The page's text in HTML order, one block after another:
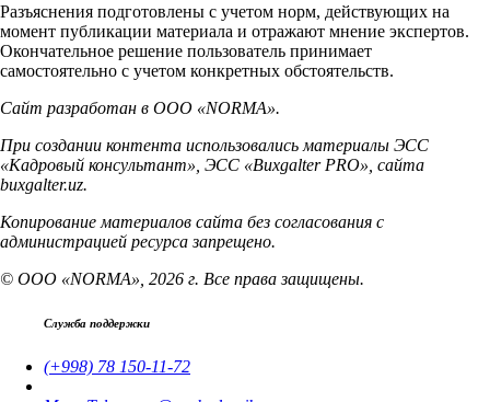
Разъяснения подготовлены с учетом норм, действующих на
момент публикации материала и отражают мнение экспертов.
Окончательное решение пользователь принимает
самостоятельно с учетом конкретных обстоятельств.
Сайт разработан в ООО «NORMA».
При создании контента использовались материалы ЭСС
«Кадровый консультант», ЭСС «Buxgalter PRO», сайта
buxgalter.uz.
Копирование материалов сайта без согласования с
администрацией ресурса запрещено.
© ООО «NORMA», 2026 г. Все права защищены.
Служба поддержки
(+998) 78 150-11-72